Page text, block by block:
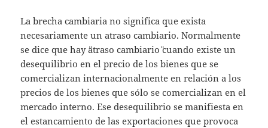
La brecha cambiaria no significa que exista
necesariamente un atraso cambiario. Normalmente
se dice que hay ¨atraso cambiario¨ cuando existe un
desequilibrio en el precio de los bienes que se
comercializan internacionalmente en relación a los
precios de los bienes que sólo se comercializan en el
mercado interno. Ese desequilibrio se manifiesta en
el estancamiento de las exportaciones que provoca